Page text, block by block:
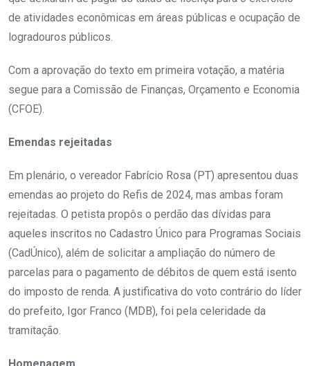
de atividades econômicas em áreas públicas e ocupação de
logradouros públicos.
Com a aprovação do texto em primeira votação, a matéria
segue para a Comissão de Finanças, Orçamento e Economia
(CFOE).
Emendas rejeitadas
Em plenário, o vereador Fabrício Rosa (PT) apresentou duas
emendas ao projeto do Refis de 2024, mas ambas foram
rejeitadas. O petista propôs o perdão das dívidas para
aqueles inscritos no Cadastro Único para Programas Sociais
(CadÚnico), além de solicitar a ampliação do número de
parcelas para o pagamento de débitos de quem está isento
do imposto de renda. A justificativa do voto contrário do líder
do prefeito, Igor Franco (MDB), foi pela celeridade da
tramitação.